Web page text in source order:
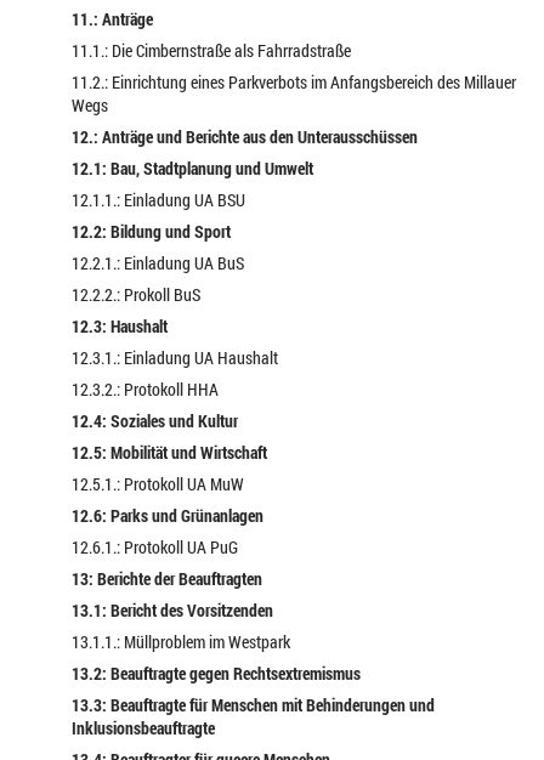
11.: Anträge
11.1.: Die Cimbernstraße als Fahrradstraße
11.2.: Einrichtung eines Parkverbots im Anfangsbereich des Millauer
Wegs
12.: Anträge und Berichte aus den Unterausschüssen
12.1: Bau, Stadtplanung und Umwelt
12.1.1.: Einladung UA BSU
12.2: Bildung und Sport
12.2.1.: Einladung UA BuS
12.2.2.: Prokoll BuS
12.3: Haushalt
12.3.1.: Einladung UA Haushalt
12.3.2.: Protokoll HHA
12.4: Soziales und Kultur
12.5: Mobilität und Wirtschaft
12.5.1.: Protokoll UA MuW
12.6: Parks und Grünanlagen
12.6.1.: Protokoll UA PuG
13: Berichte der Beauftragten
13.1: Bericht des Vorsitzenden
13.1.1.: Müllproblem im Westpark
13.2: Beauftragte gegen Rechtsextremismus
13.3: Beauftragte für Menschen mit Behinderungen und
Inklusionsbeauftragte